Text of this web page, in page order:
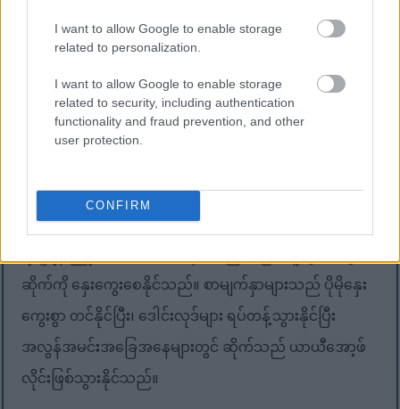
I want to allow Google to enable storage
related to personalization.
I want to allow Google to enable storage
related to security, including authentication
functionality and fraud prevention, and other
user protection.
CONFIRM
အဲဒီလိုဖြစ်လာတဲ့အခါ နောက်ကွယ်မှာ စိန်ခေါ်မှုများစွာကို
ဖန်တီးပေးပါတယ်။
ပထမဦးစွာ၊ အရည်အသွေးမြင့် ရုပ်ပုံများကဲ့သို့သော ZIP ဖိုင်
များ၊ စာရွက်စာတမ်းများနှင့် အခြားဒေါင်းလုဒ်လုပ်နိုင်သော
သော ဆာဗာပါဝါနှင့် bandwidth လိုအပ်ပါသည်။
အလိုအလျောက်စနစ်များသည် ၎င်းတို့ကို အမြောက်အမြား
ရယူရန် ကြိုးစားသောအခါ၊ ၎င်းသည် အခြားသူများအတွက်
ဆိုက်ကို နှေးကွေးစေနိုင်သည်။ စာမျက်နှာများသည် ပိုမိုနှေး
ကွေးစွာ တင်နိုင်ပြီး၊ ဒေါင်းလုဒ်များ ရပ်တန့်သွားနိုင်ပြီး
အလွန်အမင်းအခြေအနေများတွင် ဆိုက်သည် ယာယီအော့ဖ်
လိုင်းဖြစ်သွားနိုင်သည်။